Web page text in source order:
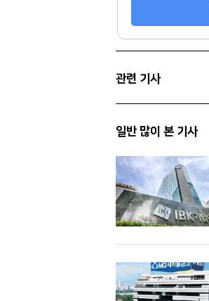
관련 기사
일반 많이 본 기사